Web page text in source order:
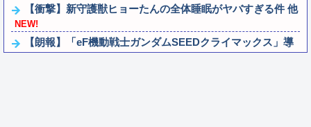
【衝撃】新守護獣ヒョーたんの全体睡眠がヤバすぎる件 他
NEW!
【朗報】「eF機動戦士ガンダムSEEDクライマックス」導